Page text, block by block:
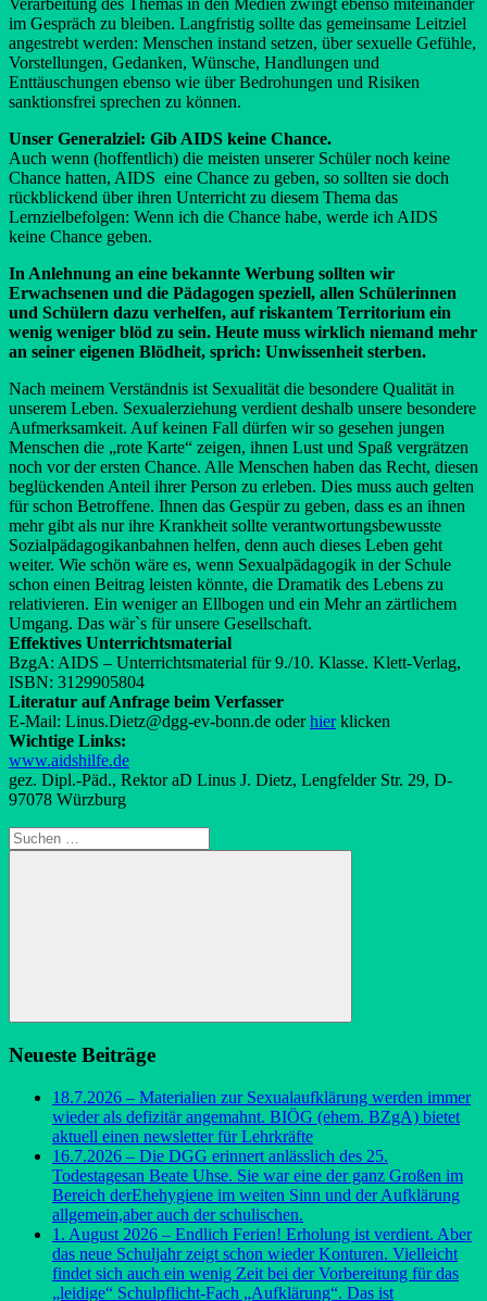
Verarbeitung des Themas in den Medien zwingt ebenso miteinander
im Gespräch zu bleiben. Langfristig sollte das gemeinsame Leitziel
angestrebt werden: Menschen instand setzen, über sexuelle Gefühle,
Vorstellungen, Gedanken, Wünsche, Handlungen und
Enttäuschungen ebenso wie über Bedrohungen und Risiken
sanktionsfrei sprechen zu können.
Unser Generalziel: Gib AIDS keine Chance.
Auch wenn (hoffentlich) die meisten unserer Schüler noch keine
Chance hatten, AIDS eine Chance zu geben, so sollten sie doch
rückblickend über ihren Unterricht zu diesem Thema das
Lernzielbefolgen: Wenn ich die Chance habe, werde ich AIDS
keine Chance geben.
In Anlehnung an eine bekannte Werbung sollten wir
Erwachsenen und die Pädagogen speziell, allen Schülerinnen
und Schülern dazu verhelfen, auf riskantem Territorium ein
wenig weniger blöd zu sein. Heute muss wirklich niemand mehr
an seiner eigenen Blödheit, sprich: Unwissenheit sterben.
Nach meinem Verständnis ist Sexualität die besondere Qualität in
unserem Leben. Sexualerziehung verdient deshalb unsere besondere
Aufmerksamkeit. Auf keinen Fall dürfen wir so gesehen jungen
Menschen die „rote Karte“ zeigen, ihnen Lust und Spaß vergrätzen
noch vor der ersten Chance. Alle Menschen haben das Recht, diesen
beglückenden Anteil ihrer Person zu erleben. Dies muss auch gelten
für schon Betroffene. Ihnen das Gespür zu geben, dass es an ihnen
mehr gibt als nur ihre Krankheit sollte verantwortungsbewusste
Sozialpädagogikanbahnen helfen, denn auch dieses Leben geht
weiter. Wie schön wäre es, wenn Sexualpädagogik in der Schule
schon einen Beitrag leisten könnte, die Dramatik des Lebens zu
relativieren. Ein weniger an Ellbogen und ein Mehr an zärtlichem
Umgang. Das wär`s für unsere Gesellschaft.
Effektives Unterrichtsmaterial
BzgA: AIDS – Unterrichtsmaterial für 9./10. Klasse. Klett-Verlag,
ISBN: 3129905804
Literatur auf Anfrage beim Verfasser
E-Mail: Linus.Dietz@dgg-ev-bonn.de oderhierklicken
Wichtige Links:
www.aidshilfe.de
gez. Dipl.-Päd., Rektor aD Linus J. Dietz, Lengfelder Str. 29, D-
97078 Würzburg
Suchen
nach:
Suchen
Neueste Beiträge
18.7.2026 – Materialien zur Sexualaufklärung werden immer
wieder als defizitär angemahnt. BIÖG (ehem. BZgA) bietet
aktuell einen newsletter für Lehrkräfte
16.7.2026 – Die DGG erinnert anlässlich des 25.
Todestagesan Beate Uhse. Sie war eine der ganz Großen im
Bereich derEhehygiene im weiten Sinn und der Aufklärung
allgemein,aber auch der schulischen.
1. August 2026 – Endlich Ferien! Erholung ist verdient. Aber
das neue Schuljahr zeigt schon wieder Konturen. Vielleicht
findet sich auch ein wenig Zeit bei der Vorbereitung für das
„leidige“ Schulpflicht-Fach „Aufklärung“. Das ist